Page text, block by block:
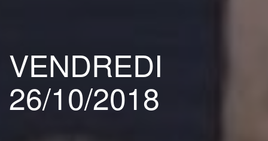
VENDREDI
26/10/2018